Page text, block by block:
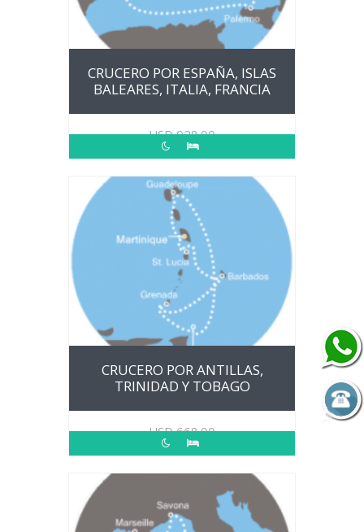
CRUCERO POR ESPAÑA, ISLAS
BALEARES, ITALIA, FRANCIA
USD928.00
CRUCERO POR ANTILLAS,
TRINIDAD Y TOBAGO
USD668.00